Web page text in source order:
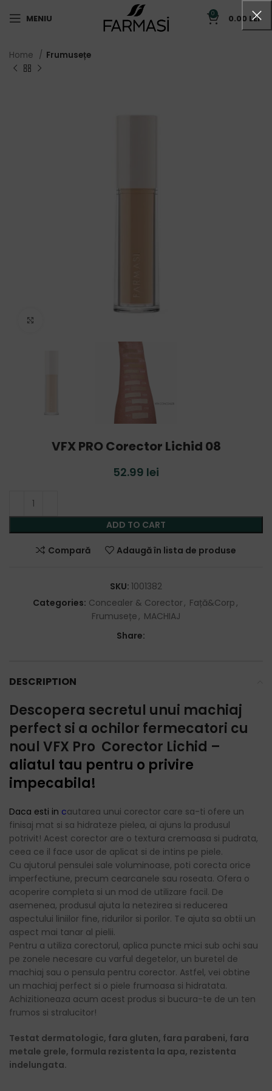
MENIU 0 0.00 LEI
Home Frumusețe
VFX PRO Corector Lichid 08
52.99 lei
ADD TO CART
Compară Adaugă în lista de produse
SKU: 1001382
Categories: Concealer & Corector, Față&Corp,
Frumusețe, MACHIAJ
Share:
DESCRIPTION
Descopera secretul unui machiaj
perfect si a ochilor fermecatori cu
noul VFX Pro Corector Lichid –
aliatul tau pentru o privire
impecabila!
Daca esti in cautarea unui corector care sa-ti ofere un
finisaj mat si sa hidrateze pielea, ai ajuns la produsul
potrivit! Acest corector are o textura cremoasa si pudrata,
ceea ce il face usor de aplicat si de intins pe piele.
Cu ajutorul pensulei sale voluminoase, poti corecta orice
imperfectiune, precum cearcanele sau roseata. Ofera o
acoperire completa si un mod de utilizare facil. De
asemenea, produsul ajuta la netezirea si reducerea
aspectului liniilor fine, ridurilor si porilor. Te ajuta sa obtii un
aspect mai tanar al pielii.
Pentru a utiliza corectorul, aplica puncte mici sub ochi sau
pe zonele necesare cu varful degetelor, un buretel de
machiaj sau o pensula pentru corector. Astfel, vei obtine
un machiaj perfect si o piele frumoasa si hidratata.
Achizitioneaza acum acest produs si bucura-te de un ten
frumos si stralucitor!
Testat dermatologic, fara gluten, fara parabeni, fara
metale grele, formula rezistenta la apa, rezistenta
indelungata.